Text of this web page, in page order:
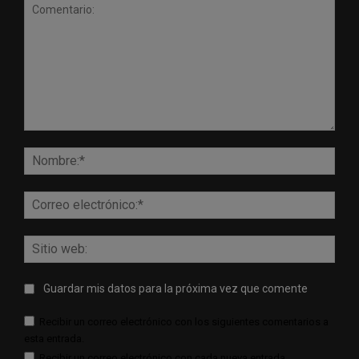
Guardar mis datos para la próxima vez que comente